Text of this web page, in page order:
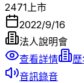
2471 上市
2022/9/16
法人說明會
查看詳情
音訊錄音